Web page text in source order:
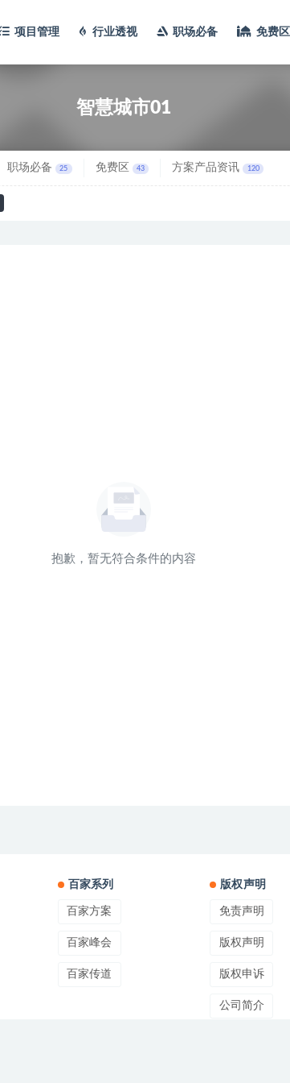
项目管理 行业透视 职场必备 免费区
智慧城市01
职场必备 25 免费区 43 方案产品资讯 120
抱歉，暂无符合条件的内容
百家系列
百家方案
百家峰会
百家传道
版权声明
免责声明
版权声明
版权申诉
公司简介